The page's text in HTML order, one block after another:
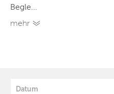
Begle...
mehr
Datum